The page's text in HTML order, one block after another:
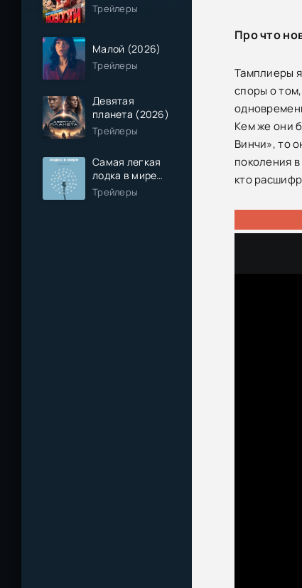
Трейлеры
Малой (2026)
Трейлеры
Девятая
планета (2026)
Трейлеры
Самая легкая
лодка в мире
(2026)
Трейлеры
Про что
Тамплиеры
споры о
Кем же они
Винчи», то
поколения
кто